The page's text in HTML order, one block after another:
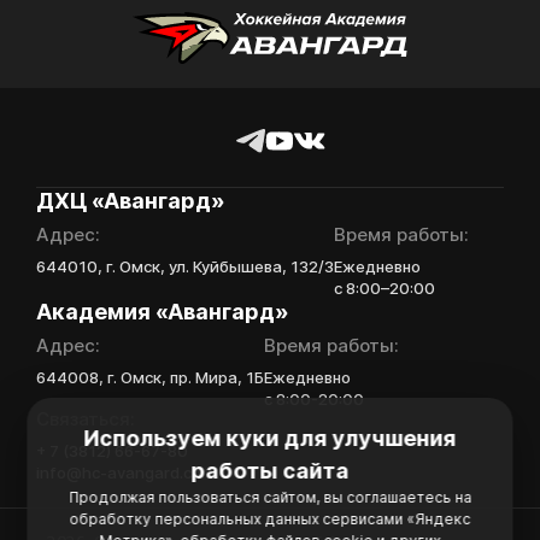
Используем куки для улучшения
работы сайта
Продолжая пользоваться сайтом, вы соглашаетесь на
обработку персональных данных сервисами «Яндекс
Отправить
ДХЦ «Авангард»
Адрес:
644010, г. Омск, ул. Куйбышева, 132/3
Время работы:
Ежедневно
с 8:00–20:00
Академия «Авангард»
Адрес:
644008, г. Омск, пр. Мира, 1Б
Время работы:
Ежедневно
с 8:00-20:00
+ 7 (3812) 66-67-80
info@hc-avangard.com